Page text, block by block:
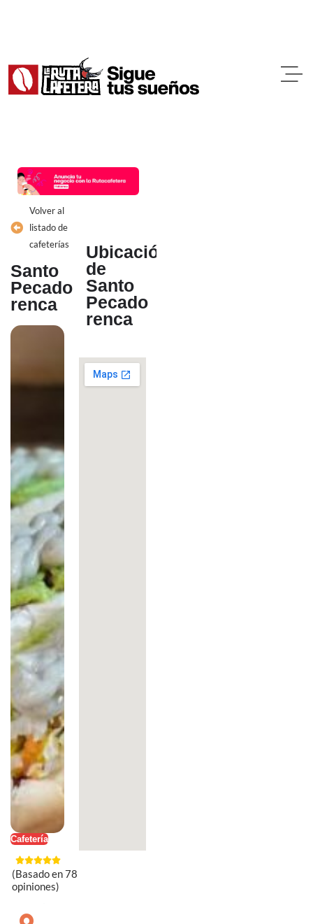
Volver al
listado de
cafeterías
Santo
Pecado
renca
Cafetería
(Basado en 78
opiniones)
Ubicación
de
Santo
Pecado
renca